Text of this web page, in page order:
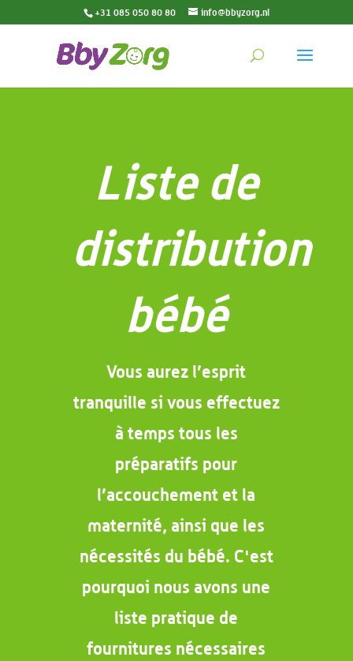
+31 085 050 80 80 info@bbyzorg.nl
Liste de
distribution
bébé
Vous aurez l’esprit
tranquille si vous effectuez
à temps tous les
préparatifs pour
l’accouchement et la
maternité, ainsi que les
nécessités du bébé. C'est
pourquoi nous avons une
liste pratique de
fournitures nécessaires